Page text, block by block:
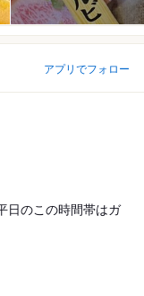
アプリでフォロー
日のこの時間帯はガ